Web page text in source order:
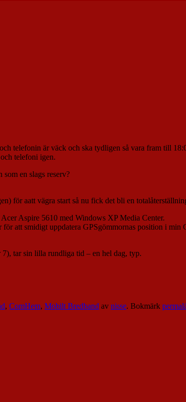
telefonin är väck och ska tydligen så vara fram till
telefoni igen.
en slags reserv?
för aatt vägra start så nu fick det bli en
Aspire 5610 med Windows XP Media Center.
att smidigt uppdatera GPSgömmornas position i min
tar sin lilla rundliga tid – en hel dag, typ.
, ComHem, Mobilt Bredband av nisse. Bokmärk